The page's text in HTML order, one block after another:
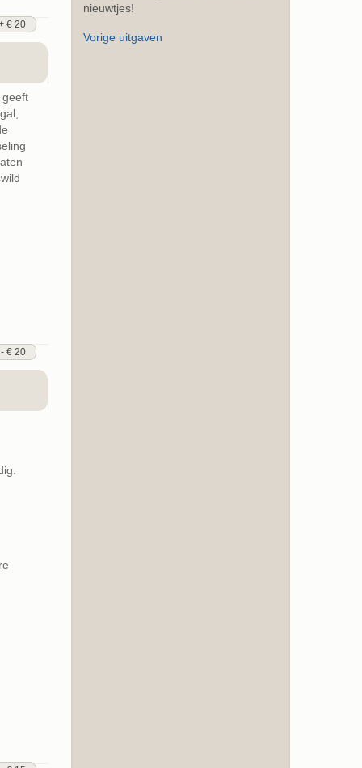
€ 20
geeft
€ 20
nieuwtjes!
Vorige uitgaven